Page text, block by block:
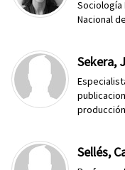
Sociología
Nacional
Sekera,
Sellés,